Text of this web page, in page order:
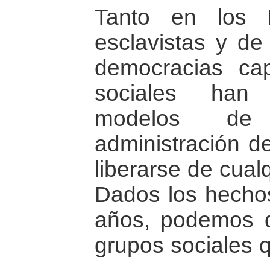
Tanto en los
esclavistas y
democracias
sociales han
modelos
administración
liberarse de
Dados los
años, podemos
grupos sociales